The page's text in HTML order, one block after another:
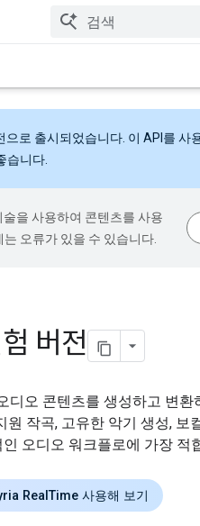
으로 출시되었습니다. 이 API를 사
습니다.
술을 사용하여 콘텐츠를 사용
오류가 있을 수 있습니다.
버전
디오 콘텐츠를 생성하고 변환
원 작곡, 고유한 악기 생성, 보
오디오 워크플로에 가장 적
RealTime 사용해 보기